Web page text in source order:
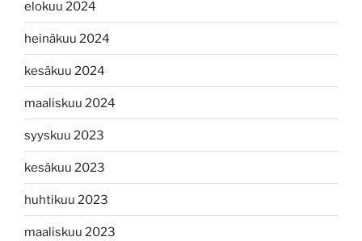
elokuu 2024
heinäkuu 2024
kesäkuu 2024
maaliskuu 2024
syyskuu 2023
kesäkuu 2023
huhtikuu 2023
maaliskuu 2023